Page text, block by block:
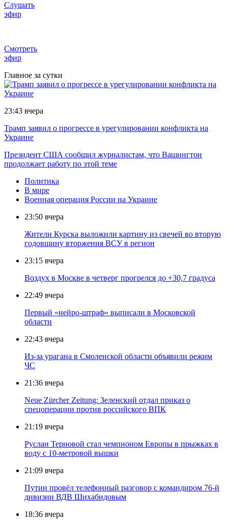
Слушать
эфир
Смотреть
эфир
Главное за сутки
23:43 вчера
Трамп заявил о прогрессе в урегулировании конфликта на
Украине
Президент США сообщил журналистам, что Вашингтон
продолжает работу по этой теме
Политика
В мире
Военная операция России на Украине
23:50 вчера
Жители Курска выложили картину из свечей во вторую
годовщину вторжения ВСУ в регион
23:15 вчера
Воздух в Москве в четверг прогрелся до +30,7 градуса
22:49 вчера
Первый «нейро-штраф» выписали в Московской
области
22:43 вчера
Из-за урагана в Смоленской области объявили режим
ЧС
21:36 вчера
Neue Zürcher Zeitung: Зеленский отдал приказ о
спецоперации против российского ВПК
21:19 вчера
Руслан Терновой стал чемпионом Европы в прыжках в
воду с 10-метровой вышки
21:09 вчера
Путин провёл телефонный разговор с командиром 76-й
дивизии ВДВ Шихабидовым
18:36 вчера